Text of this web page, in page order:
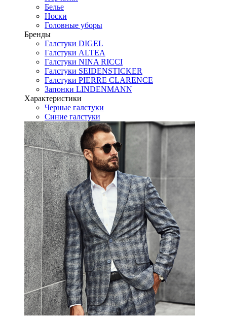
Белье
Носки
Головные уборы
Бренды
Галстуки DIGEL
Галстуки ALTEA
Галстуки NINA RICCI
Галстуки SEIDENSTICKER
Галстуки PIERRE CLARENCE
Запонки LINDENMANN
Характеристики
Черные галстуки
Синие галстуки